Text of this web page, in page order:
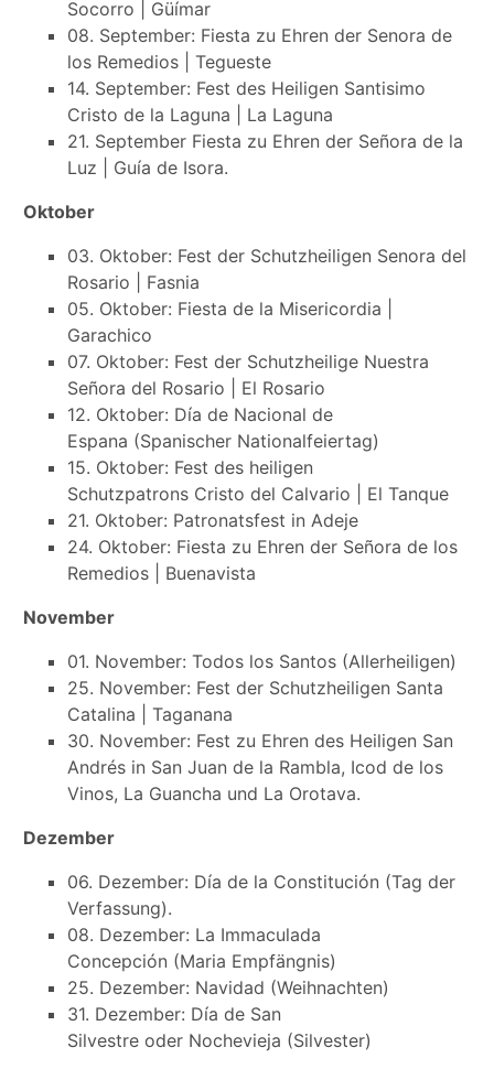
Socorro | Güímar
08. September: Fiesta zu Ehren der Senora de
los Remedios | Tegueste
14. September: Fest des Heiligen Santisimo
Cristo de la Laguna | La Laguna
21. September Fiesta zu Ehren der Señora de la
Luz | Guía de Isora.
Oktober
03. Oktober: Fest der Schutzheiligen Senora del
Rosario | Fasnia
05. Oktober: Fiesta de la Misericordia |
Garachico
07. Oktober: Fest der Schutzheilige Nuestra
Señora del Rosario | El Rosario
12. Oktober: Día de Nacional de
Espana (Spanischer Nationalfeiertag)
15. Oktober: Fest des heiligen
Schutzpatrons Cristo del Calvario | El Tanque
21. Oktober: Patronatsfest in Adeje
24. Oktober: Fiesta zu Ehren der Señora de los
Remedios | Buenavista
November
01. November: Todos los Santos (Allerheiligen)
25. November: Fest der Schutzheiligen Santa
Catalina | Taganana
30. November: Fest zu Ehren des Heiligen San
Andrés in San Juan de la Rambla, Icod de los
Vinos, La Guancha und La Orotava.
Dezember
06. Dezember: Día de la Constitución (Tag der
Verfassung).
08. Dezember: La Immaculada
Concepción (Maria Empfängnis)
25. Dezember: Navidad (Weihnachten)
31. Dezember: Día de San
Silvestre oder Nochevieja (Silvester)